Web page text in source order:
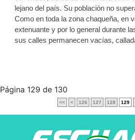
lejano del país. Su población no
Como en toda la zona chaqueña, en
extenuante y por lo general durante
sus calles permanecen vacías,
Página 129 de 130
<< < 126 127 128 129